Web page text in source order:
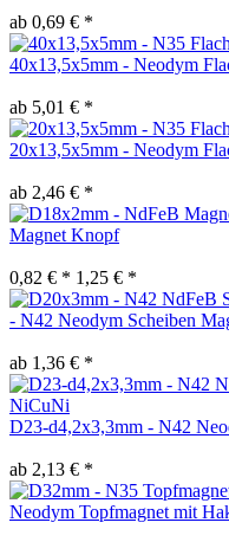
ab 0,69 € *
40x13,5x5mm - Neodym
ab 5,01 € *
20x13,5x5mm - Neodym
ab 2,46 € *
Magnet Knopf
0,82 € * 1,25 € *
- N42 Neodym Scheiben
ab 1,36 € *
D23-d4,2x3,3mm - N42
ab 2,13 € *
Neodym Topfmagnet mit